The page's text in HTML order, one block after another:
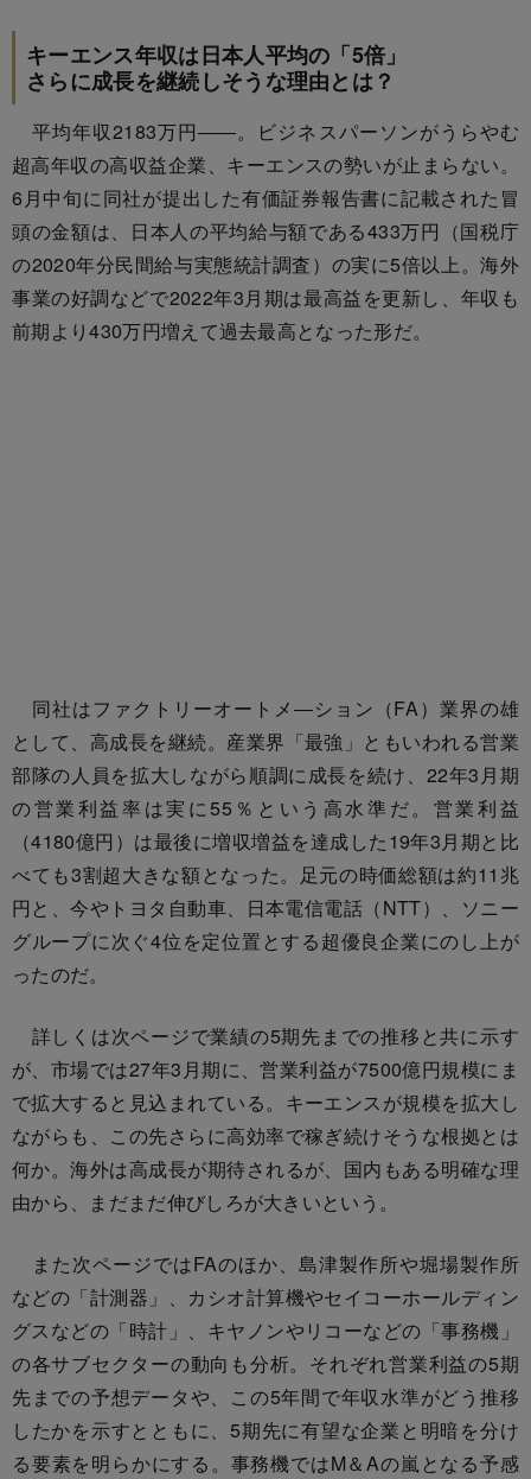
キーエンス年収は日本人平均の「5倍」
さらに成長を継続しそうな理由とは？
平均年収2183万円――。ビジネスパーソンがうらやむ
超高年収の高収益企業、キーエンスの勢いが止まらない。
6月中旬に同社が提出した有価証券報告書に記載された冒
頭の金額は、日本人の平均給与額である433万円（国税庁
の2020年分民間給与実態統計調査）の実に5倍以上。海外
事業の好調などで2022年3月期は最高益を更新し、年収も
前期より430万円増えて過去最高となった形だ。
同社はファクトリーオートメ―ション（FA）業界の雄
として、高成長を継続。産業界「最強」ともいわれる営業
部隊の人員を拡大しながら順調に成長を続け、22年3月期
の営業利益率は実に55％という高水準だ。営業利益
（4180億円）は最後に増収増益を達成した19年3月期と比
べても3割超大きな額となった。足元の時価総額は約11兆
円と、今やトヨタ自動車、日本電信電話（NTT）、ソニー
グループに次ぐ4位を定位置とする超優良企業にのし上が
ったのだ。
詳しくは次ページで業績の5期先までの推移と共に示す
が、市場では27年3月期に、営業利益が7500億円規模にま
で拡大すると見込まれている。キーエンスが規模を拡大し
ながらも、この先さらに高効率で稼ぎ続けそうな根拠とは
何か。海外は高成長が期待されるが、国内もある明確な理
由から、まだまだ伸びしろが大きいという。
また次ページではFAのほか、島津製作所や堀場製作所
などの「計測器」、カシオ計算機やセイコーホールディン
グスなどの「時計」、キヤノンやリコーなどの「事務機」
の各サブセクターの動向も分析。それぞれ営業利益の5期
先までの予想データや、この5年間で年収水準がどう推移
したかを示すとともに、5期先に有望な企業と明暗を分け
る要素を明らかにする。事務機ではM＆Aの嵐となる予感